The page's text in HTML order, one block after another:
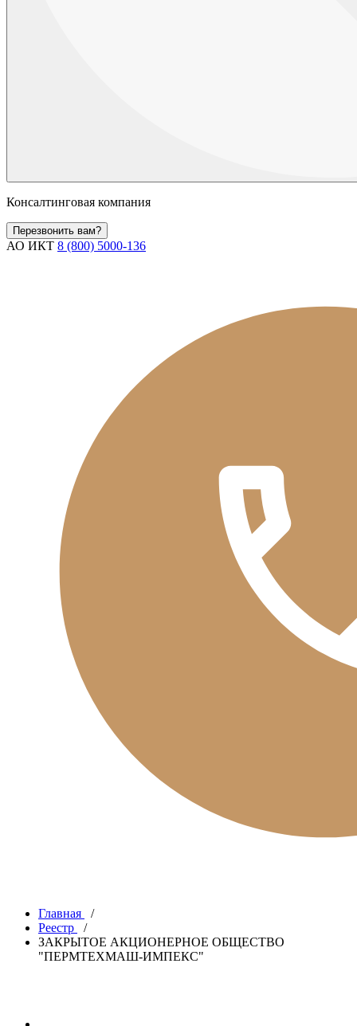
Консалтинговая компания
Перезвонить вам?
АО ИКТ 8 (800) 5000-136
Главная
/
Реестр
/
ЗАКРЫТОЕ АКЦИОНЕРНОЕ ОБЩЕСТВО
"ПЕРМТЕХМАШ-ИМПЕКС"